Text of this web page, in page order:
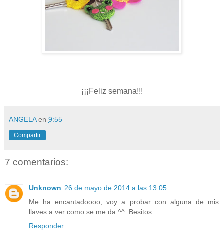
¡¡¡Feliz semana!!!
ANGELA en 9:55
Compartir
7 comentarios:
Unknown 26 de mayo de 2014 a las 13:05
Me ha encantadoooo, voy a probar con alguna de mis
llaves a ver como se me da ^^. Besitos
Responder